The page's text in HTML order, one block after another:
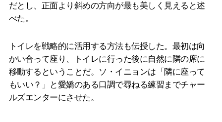
だとし、正面より斜めの方向が最も美しく見えると述
べた。
トイレを戦略的に活用する方法も伝授した。最初は向
かい合って座り、トイレに行った後に自然に隣の席に
移動するということだ。ソ・イニョンは「隣に座って
もいい？」と愛嬌のある口調で尋ねる練習までチャー
ルズエンターにさせた。